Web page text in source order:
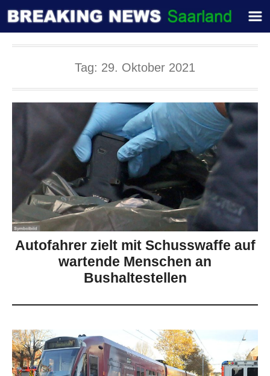
Tag: 29. Oktober 2021
Autofahrer zielt mit Schusswaffe auf
wartende Menschen an
Bushaltestellen